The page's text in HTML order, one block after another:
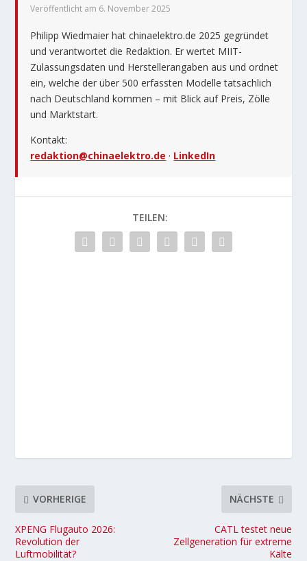
Veröffentlicht am 6. November 2025
Philipp Wiedmaier hat chinaelektro.de 2025 gegründet
und verantwortet die Redaktion. Er wertet MIIT-
Zulassungsdaten und Herstellerangaben aus und ordnet
ein, welche der über 500 erfassten Modelle tatsächlich
nach Deutschland kommen – mit Blick auf Preis, Zölle
und Marktstart.
Kontakt:
redaktion@chinaelektro.de · LinkedIn
TEILEN:
VORHERIGE
XPENG Flugauto 2026:
Revolution der
Luftmobilität?
NÄCHSTE
CATL testet neue
Zellgeneration für extreme
Kälte